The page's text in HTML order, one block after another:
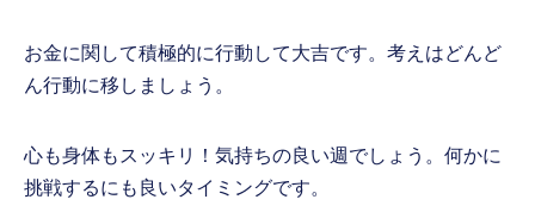
お金に関して積極的に行動して大吉です。考えはどんど
ん行動に移しましょう。
心も身体もスッキリ！気持ちの良い週でしょう。何かに
挑戦するにも良いタイミングです。